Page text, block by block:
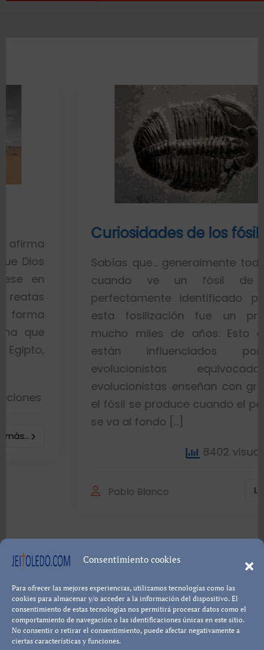
Consentimiento cookies
Para ofrecer las mejores experiencias, utilizamos tecnologías como las
cookies para almacenar y/o acceder a la información del dispositivo. El
consentimiento de estas tecnologías nos permitirá procesar datos como el
comportamiento de navegación o las identificaciones únicas en este sitio.
No consentir o retirar el consentimiento, puede afectar negativamente a
ciertas características y funciones.
Curiosidades de los fósiles
Sabías que… generalmente toda la gente
cuando ve un fósil de un pez
perfectamente identificado piensa que
esta fosilización fue un proceso de
mucho miles de años. Esto es porque
están influenciados por ideas
evolucionistas equivocadas. Los
evolucionistas enseñan con gráficos que
el fósil se produce cuando el pez muere y
se va al fondo […]
8402 visualizaciones
Pablo Blanco
Política de cookies Política de Privacidad Descargo de
Responsabilidad